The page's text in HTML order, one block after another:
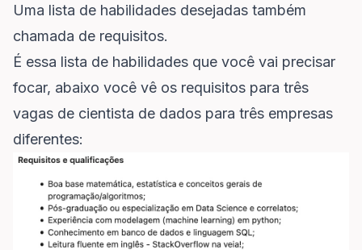
Uma lista de habilidades desejadas também
chamada de requisitos.
É essa lista de habilidades que você vai precisar
focar, abaixo você vê os requisitos para três
vagas de cientista de dados para três empresas
diferentes: